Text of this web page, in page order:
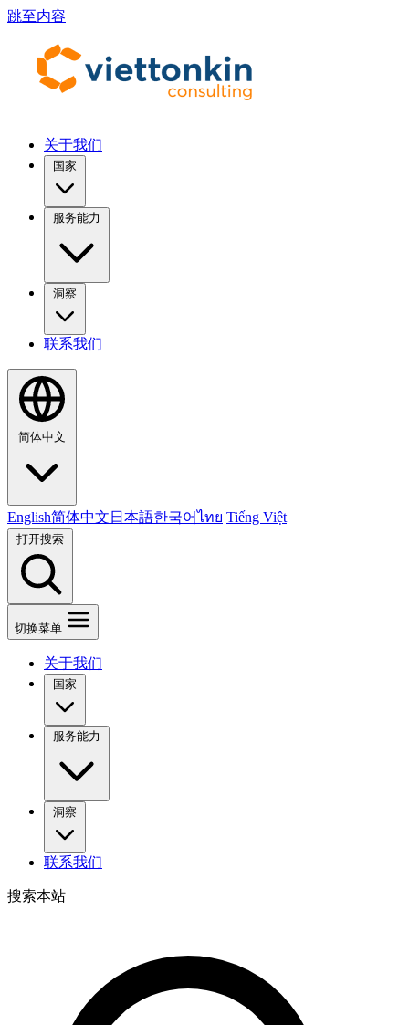
跳至内容
关于我们
国家
服务能力
洞察
联系我们
简体中文
English简体中文 日本語한국어ไทย Tiếng Việt
打开搜索
切换菜单
关于我们
国家
服务能力
洞察
联系我们
搜索本站